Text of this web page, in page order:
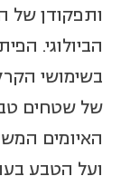
ותפקודן של
הביולוגי.
בשימושי
של שטחים
האיומים
ועל הטבע